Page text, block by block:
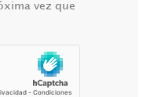
vez que